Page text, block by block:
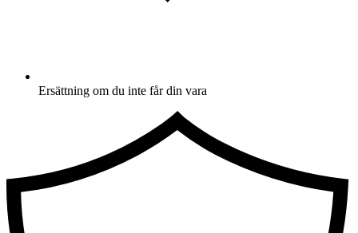
Ersättning om du inte får din vara